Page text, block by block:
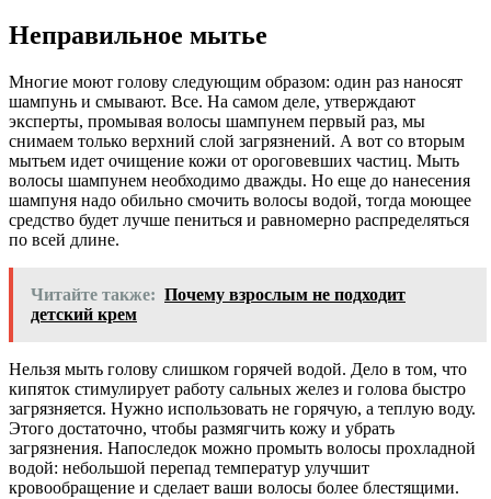
Неправильное мытье
Многие моют голову следующим образом: один раз наносят
шампунь и смывают. Все. На самом деле, утверждают
эксперты, промывая волосы шампунем первый раз, мы
снимаем только верхний слой загрязнений. А вот со вторым
мытьем идет очищение кожи от ороговевших частиц. Мыть
волосы шампунем необходимо дважды. Но еще до нанесения
шампуня надо обильно смочить волосы водой, тогда моющее
средство будет лучше пениться и равномерно распределяться
по всей длине.
Читайте также: Почему взрослым не подходит
детский крем
Нельзя мыть голову слишком горячей водой. Дело в том, что
кипяток стимулирует работу сальных желез и голова быстро
загрязняется. Нужно использовать не горячую, а теплую воду.
Этого достаточно, чтобы размягчить кожу и убрать
загрязнения. Напоследок можно промыть волосы прохладной
водой: небольшой перепад температур улучшит
кровообращение и сделает ваши волосы более блестящими.